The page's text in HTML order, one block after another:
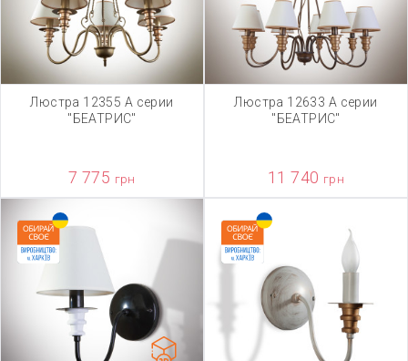
Люстра 12355 А серии
"БЕАТРИС"
7 775 грн
Люстра 12633 А серии
"БЕАТРИС"
11 740 грн